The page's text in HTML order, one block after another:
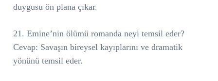
duygusu ön plana çıkar.
21. Emine’nin ölümü romanda neyi temsil eder?
Cevap: Savaşın bireysel kayıplarını ve dramatik
yönünü temsil eder.